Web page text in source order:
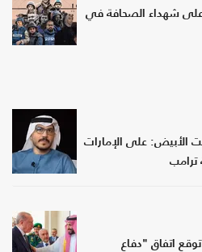
على شهداء الصحافة في
البيت الأبيض: على الإمارات
ترامب
توقع اتفاق "دفاع